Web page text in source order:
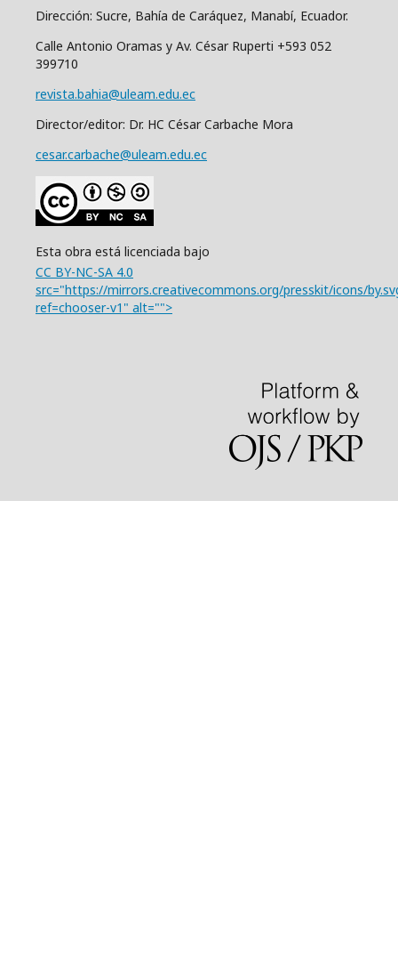
Dirección: Sucre, Bahía de Caráquez, Manabí, Ecuador.
Calle Antonio Oramas y Av. César Ruperti +593 052
399710
revista.bahia@uleam.edu.ec
Director/editor: Dr. HC César Carbache Mora
cesar.carbache@uleam.edu.ec
Esta obra está licenciada bajo
CC BY-NC-SA 4.0
src="https://mirrors.creativecommons.org/presskit/icons/
ref=chooser-v1" alt="">